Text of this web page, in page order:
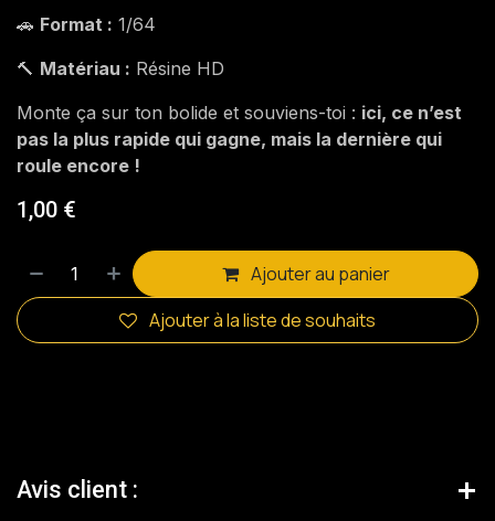
🚗 Format : 1/64
🔨 Matériau : Résine HD
Monte ça sur ton bolide et souviens-toi : ici, ce n’est
pas la plus rapide qui gagne, mais la dernière qui
roule encore !
1,00 €
Ajouter au panier
Ajouter à la liste de souhaits
Avis client :